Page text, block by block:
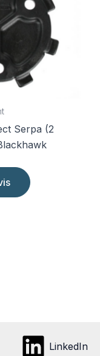
Serpa (2
LinkedIn